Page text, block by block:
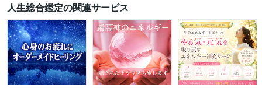
人生総合鑑定の関連サービス